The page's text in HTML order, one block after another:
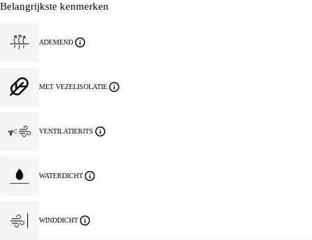
Belangrijkste kenmerken
ADEMEND
MET VEZELISOLATIE
VENTILATIERITS
WATERDICHT
WINDDICHT